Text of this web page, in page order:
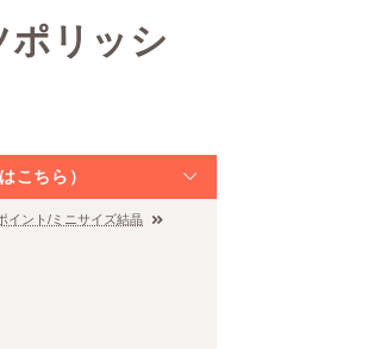
ポリッシ
こちら）
イント/ミニサイズ結晶